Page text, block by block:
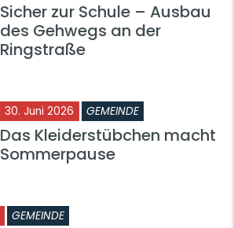
Sicher zur Schule – Ausbau
des Gehwegs an der
Ringstraße
30. Juni 2026 GEMEINDE
Das Kleiderstübchen macht
Sommerpause
GEMEINDE